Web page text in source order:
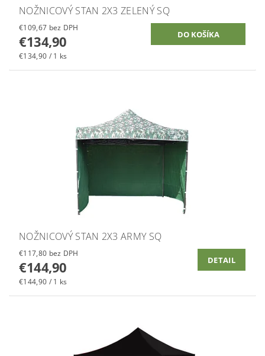
NOŽNICOVÝ STAN 2X3 ZELENÝ SQ
€109,67 bez DPH
€134,90
€134,90 / 1 ks
NOŽNICOVÝ STAN 2X3 ARMY SQ
€117,80 bez DPH
€144,90
€144,90 / 1 ks
DETAIL